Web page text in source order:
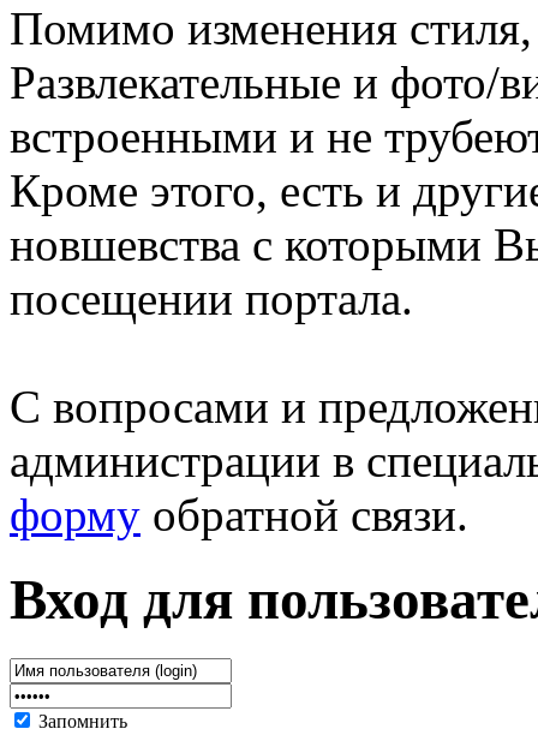
Помимо изменения
Развлекательные и фото/
встроенными и не
Кроме этого, есть и
новшевства с которыми
посещении портала.
С вопросами и
администрации в
форму обратной связи.
Вход для
Запомнить